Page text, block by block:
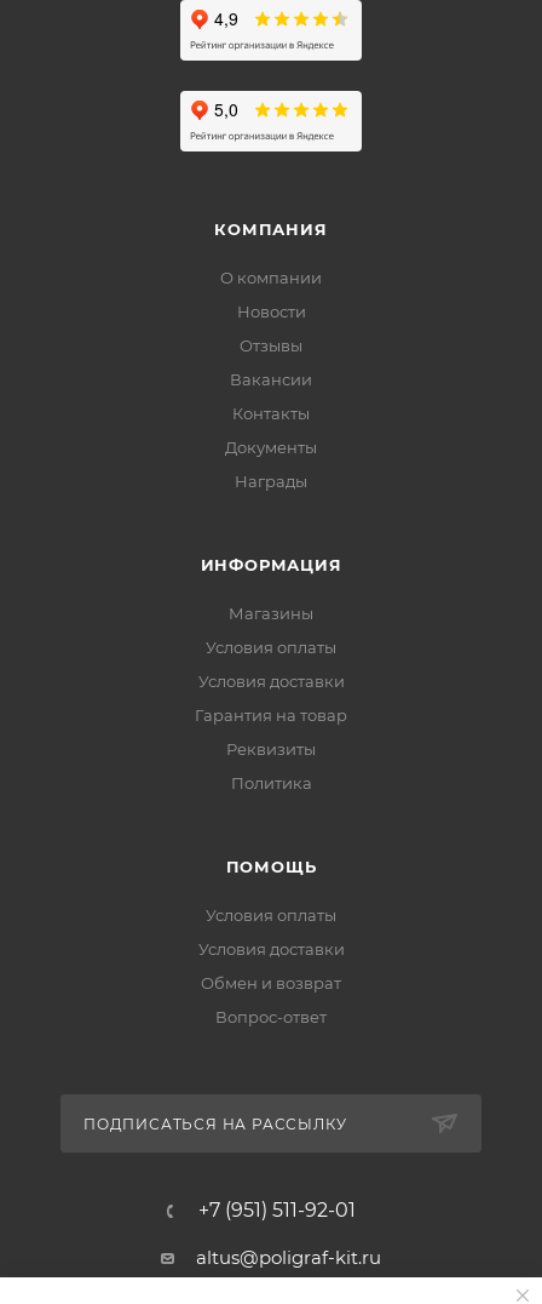
КОМПАНИЯ
О компании
Новости
Отзывы
Вакансии
Контакты
Документы
Награды
ИНФОРМАЦИЯ
Магазины
Условия оплаты
Условия доставки
Гарантия на товар
Реквизиты
Политика
ПОМОЩЬ
Условия оплаты
Условия доставки
Обмен и возврат
Вопрос-ответ
ПОДПИСАТЬСЯ НА РАССЫЛКУ
+7 (951) 511-92-01
altus@poligraf-kit.ru